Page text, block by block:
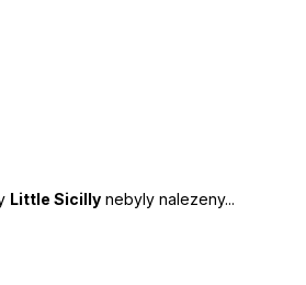
Little Sicilly nebyly nalezeny...